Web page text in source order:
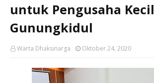
untuk Pengusaha Kecil
Gunungkidul
Warta Dhaksinarga Oktober 24, 2020